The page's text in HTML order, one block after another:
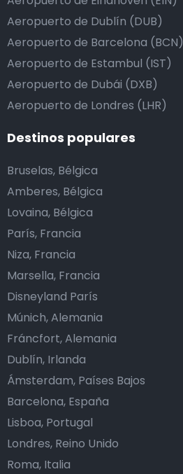
Aeropuerto de Dublín (DUB)
Aeropuerto de Barcelona (BCN)
Aeropuerto de Estambul (IST)
Aeropuerto de Dubái (DXB)
Aeropuerto de Londres (LHR)
Destinos populares
Bruselas, Bélgica
Amberes, Bélgica
Lovaina, Bélgica
París, Francia
Niza, Francia
Marsella, Francia
Disneyland París
Múnich, Alemania
Fráncfort, Alemania
Dublín, Irlanda
Ámsterdam, Países Bajos
Barcelona, España
Lisboa, Portugal
Londres, Reino Unido
Roma, Italia